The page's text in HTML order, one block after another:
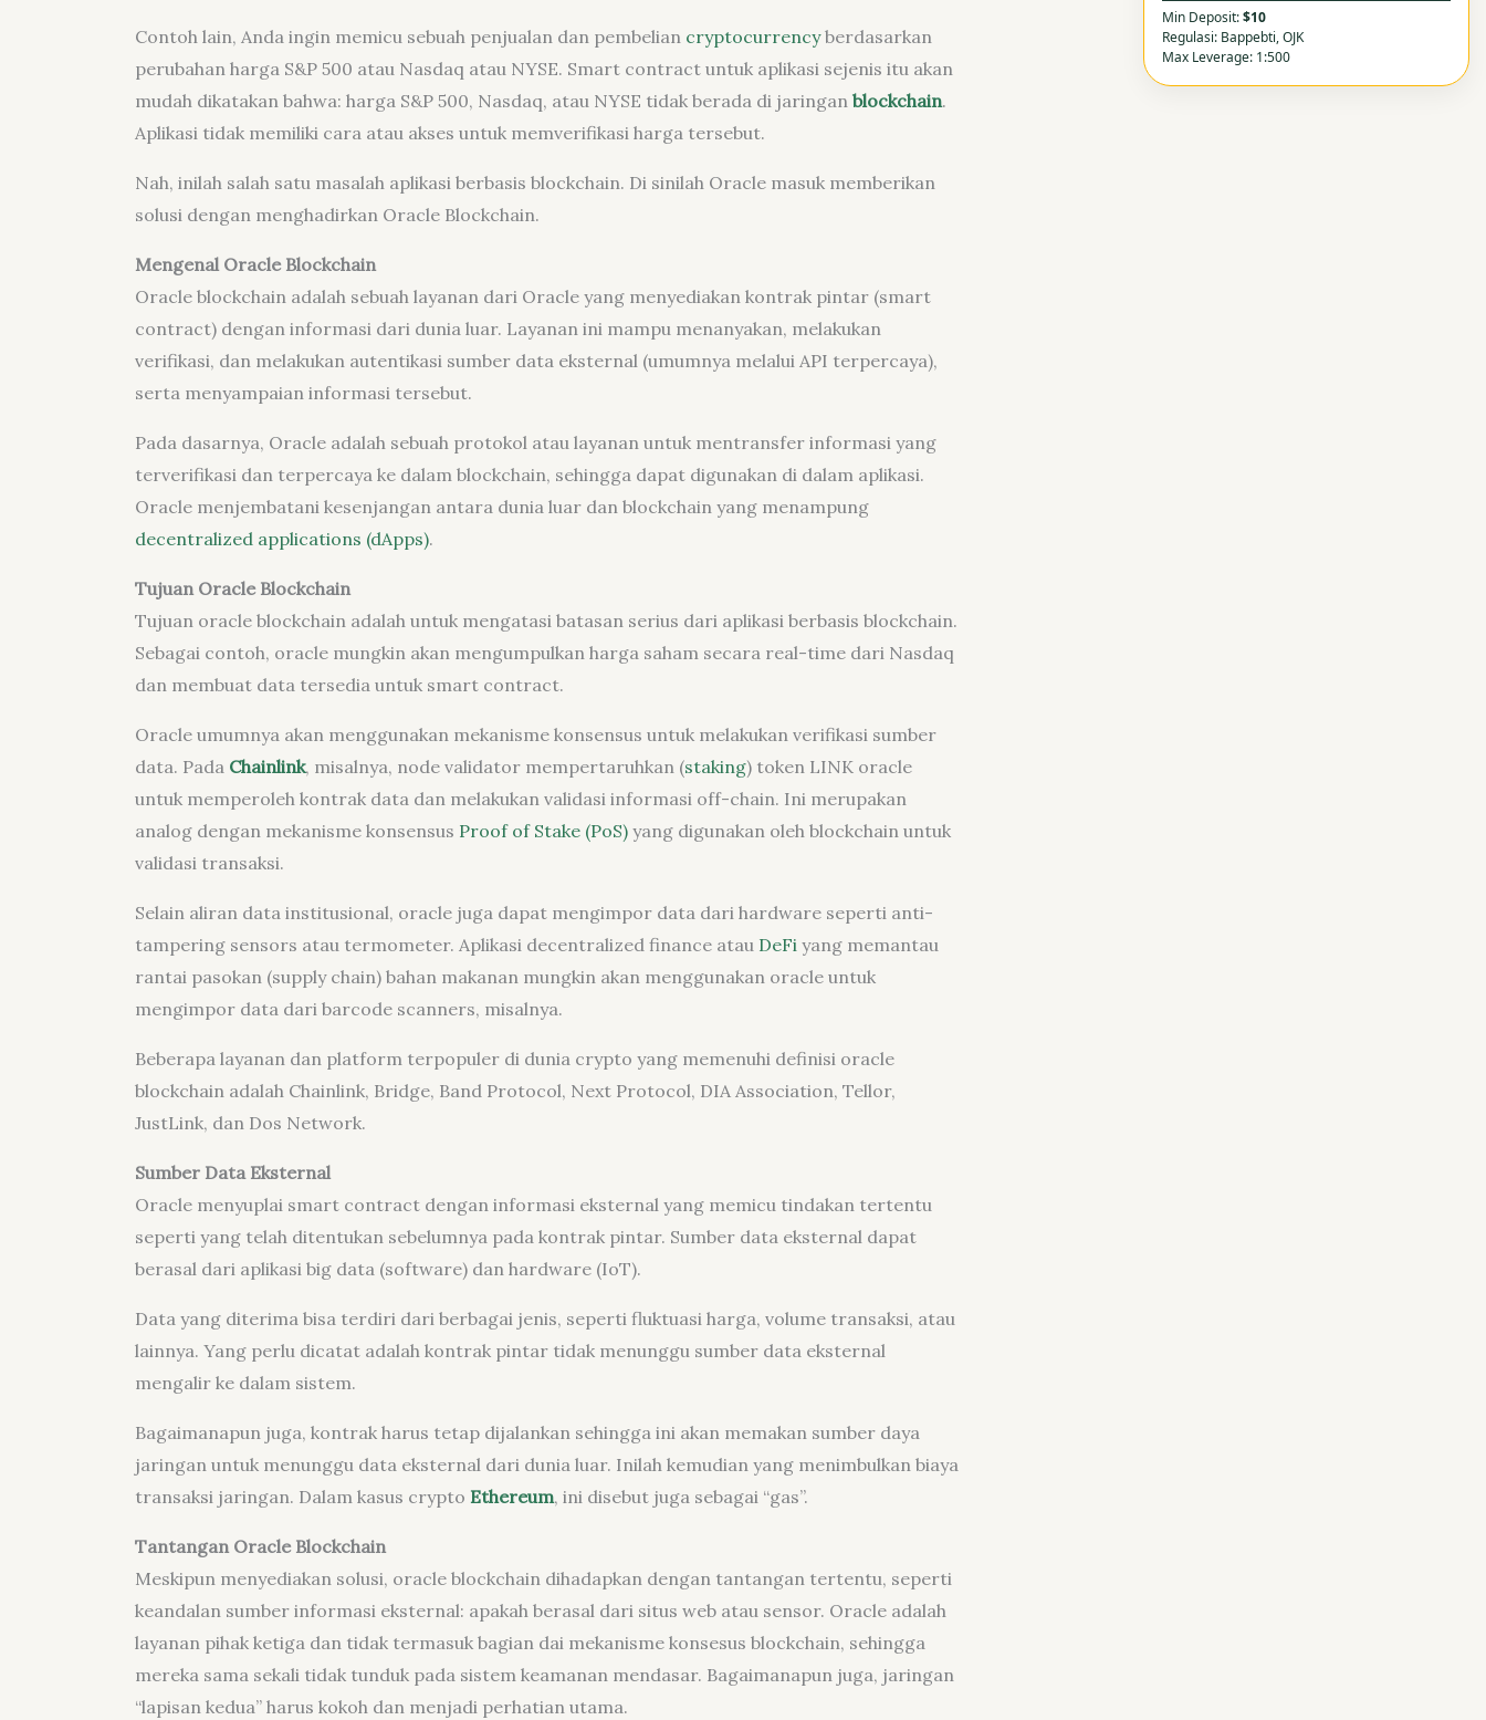
Contoh lain, Anda ingin memicu sebuah penjualan dan pembelian cryptocurrencyberdasarkan
perubahan harga S&P 500 atau Nasdaq atau NYSE. Smart contract untuk aplikasi sejenis itu akan
mudah dikatakan bahwa: harga S&P 500, Nasdaq, atau NYSE tidak berada di jaringan blockchain.
Aplikasi tidak memiliki cara atau akses untuk memverifikasi harga tersebut.
Nah, inilah salah satu masalah aplikasi berbasis blockchain. Di sinilah Oracle masuk memberikan
solusi dengan menghadirkan Oracle Blockchain.
Mengenal Oracle Blockchain
Oracle blockchain adalah sebuah layanan dari Oracle yang menyediakan kontrak pintar (smart
contract) dengan informasi dari dunia luar. Layanan ini mampu menanyakan, melakukan
verifikasi, dan melakukan autentikasi sumber data eksternal (umumnya melalui API terpercaya),
serta menyampaian informasi tersebut.
Pada dasarnya, Oracle adalah sebuah protokol atau layanan untuk mentransfer informasi yang
terverifikasi dan terpercaya ke dalam blockchain, sehingga dapat digunakan di dalam aplikasi.
Oracle menjembatani kesenjangan antara dunia luar dan blockchain yang menampung
decentralized applications (dApps).
Tujuan Oracle Blockchain
Tujuan oracle blockchain adalah untuk mengatasi batasan serius dari aplikasi berbasis blockchain.
Sebagai contoh, oracle mungkin akan mengumpulkan harga saham secara real-time dari Nasdaq
dan membuat data tersedia untuk smart contract.
Oracle umumnya akan menggunakan mekanisme konsensus untuk melakukan verifikasi sumber
data. Pada Chainlink, misalnya, node validator mempertaruhkan (staking) token LINK oracle
untuk memperoleh kontrak data dan melakukan validasi informasi off-chain. Ini merupakan
analog dengan mekanisme konsensus Proof of Stake (PoS)yang digunakan oleh blockchain untuk
validasi transaksi.
Selain aliran data institusional, oracle juga dapat mengimpor data dari hardware seperti anti-
tampering sensors atau termometer. Aplikasi decentralized finance atau DeFiyang memantau
rantai pasokan (supply chain) bahan makanan mungkin akan menggunakan oracle untuk
mengimpor data dari barcode scanners, misalnya.
Beberapa layanan dan platform terpopuler di dunia crypto yang memenuhi definisi oracle
blockchain adalah Chainlink, Bridge, Band Protocol, Next Protocol, DIA Association, Tellor,
JustLink, dan Dos Network.
Sumber Data Eksternal
Oracle menyuplai smart contract dengan informasi eksternal yang memicu tindakan tertentu
seperti yang telah ditentukan sebelumnya pada kontrak pintar. Sumber data eksternal dapat
berasal dari aplikasi big data (software) dan hardware (IoT).
Data yang diterima bisa terdiri dari berbagai jenis, seperti fluktuasi harga, volume transaksi, atau
lainnya. Yang perlu dicatat adalah kontrak pintar tidak menunggu sumber data eksternal
mengalir ke dalam sistem.
Bagaimanapun juga, kontrak harus tetap dijalankan sehingga ini akan memakan sumber daya
jaringan untuk menunggu data eksternal dari dunia luar. Inilah kemudian yang menimbulkan biaya
transaksi jaringan. Dalam kasus crypto Ethereum, ini disebut juga sebagai “gas”.
Tantangan Oracle Blockchain
Meskipun menyediakan solusi, oracle blockchain dihadapkan dengan tantangan tertentu, seperti
keandalan sumber informasi eksternal: apakah berasal dari situs web atau sensor. Oracle adalah
layanan pihak ketiga dan tidak termasuk bagian dai mekanisme konsesus blockchain, sehingga
mereka sama sekali tidak tunduk pada sistem keamanan mendasar. Bagaimanapun juga, jaringan
“lapisan kedua” harus kokoh dan menjadi perhatian utama.
Min Deposit:$10
Regulasi: Bappebti, OJK
Max Leverage: 1:500